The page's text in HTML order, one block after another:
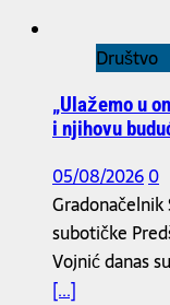
Društvo
„Ulažemo u
i njihovu
05/08/20260
subotičke
Vojnić danas
[...]